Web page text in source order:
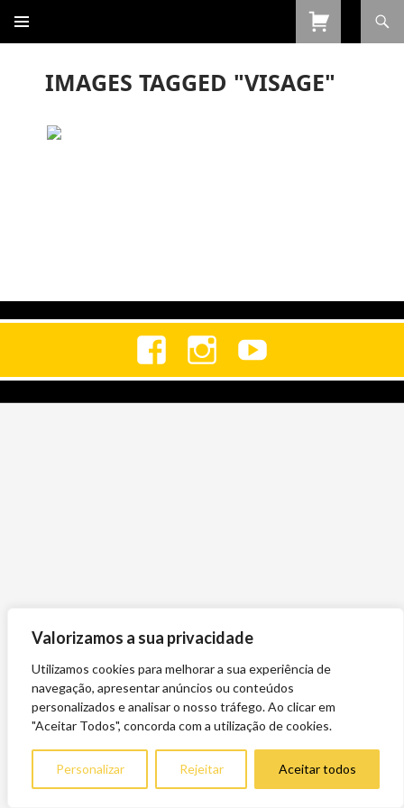
Valorizamos a sua privacidade
Utilizamos cookies para melhorar a sua experiência de
navegação, apresentar anúncios ou conteúdos
personalizados e analisar o nosso tráfego. Ao clicar em
"Aceitar Todos", concorda com a utilização de cookies.
Personalizar Rejeitar Aceitar todos
CONTEÚDO
IMAGES TAGGED "VISAGE"